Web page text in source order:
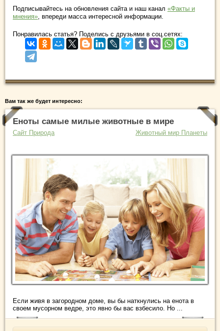
Подписывайтесь на обновления сайта и наш канал «Факты и
мнения», впереди масса интересной информации.
Понравилась статья? Поделись с друзьями в соц.сетях:
Вам так же будет интересно:
Еноты самые милые животные в мире
Сайт Природа Животный мир Планеты
Если живя в загородном доме, вы бы наткнулись на енота в
своем мусорном ведре, это явно бы вас взбесило. Но ...